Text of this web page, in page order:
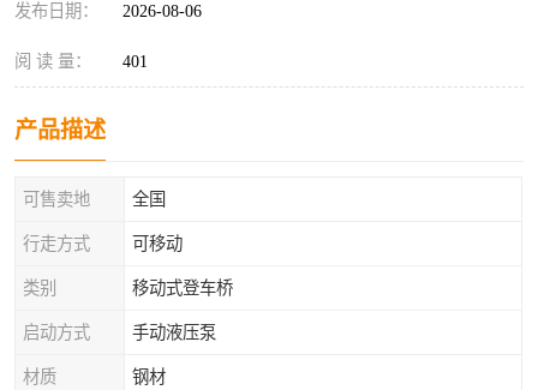
发布日期： 2026-08-06
阅 读 量： 401
产品描述
可售卖地 全国
行走方式 可移动
类别 移动式登车桥
启动方式 手动液压泵
材质 钢材